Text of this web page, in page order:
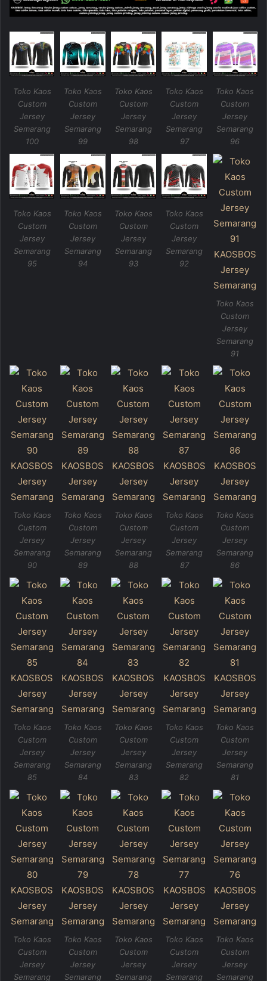
Toko Kaos
Custom
Jersey
Semarang
100
Toko Kaos
Custom
Jersey
Semarang
99
Toko Kaos
Custom
Jersey
Semarang
98
Toko Kaos
Custom
Jersey
Semarang
97
Toko Kaos
Custom
Jersey
Semarang
96
Toko Kaos
Custom
Jersey
Semarang
95
Toko Kaos
Custom
Jersey
Semarang
94
Toko Kaos
Custom
Jersey
Semarang
93
Toko Kaos
Custom
Jersey
Semarang
92
Toko Kaos
Custom
Jersey
Semarang
91
Toko Kaos
Custom
Jersey
Semarang
90
Toko Kaos
Custom
Jersey
Semarang
89
Toko Kaos
Custom
Jersey
Semarang
88
Toko Kaos
Custom
Jersey
Semarang
87
Toko Kaos
Custom
Jersey
Semarang
86
Toko Kaos
Custom
Jersey
Semarang
85
Toko Kaos
Custom
Jersey
Semarang
84
Toko Kaos
Custom
Jersey
Semarang
83
Toko Kaos
Custom
Jersey
Semarang
82
Toko Kaos
Custom
Jersey
Semarang
81
Toko Kaos
Custom
Jersey
Semarang
Toko Kaos
Custom
Jersey
Semarang
Toko Kaos
Custom
Jersey
Semarang
Toko Kaos
Custom
Jersey
Semarang
Toko Kaos
Custom
Jersey
Semarang